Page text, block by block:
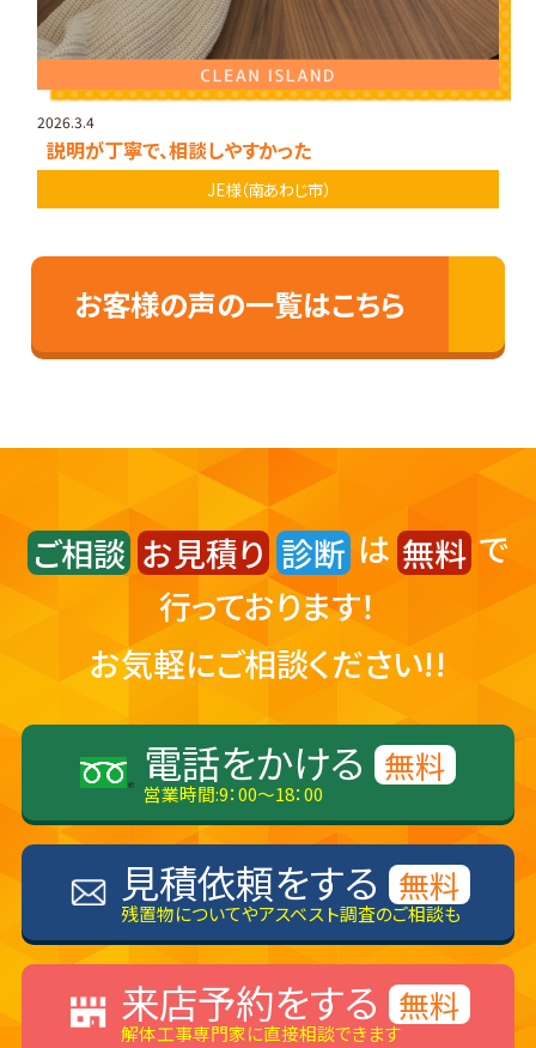
2026.3.4
説明が丁寧で、相談しやすかった
JE様（南あわじ市）
お客様の声の一覧はこちら
ご相談 お見積り 診断 は 無料 で
行っております！
お気軽にご相談ください!!
電話をかける 無料
営業時間:9：00～18：00
見積依頼をする 無料
残置物についてやアスベスト調査のご相談も
来店予約をする 無料
解体工事専門家に直接相談できます